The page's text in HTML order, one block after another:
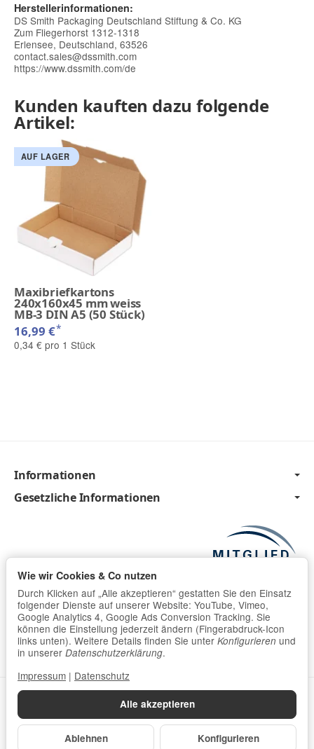
Herstellerinformationen:
DS Smith Packaging Deutschland Stiftung & Co. KG
Zum Fliegerhorst 1312-1318
Erlensee, Deutschland, 63526
contact.sales@dssmith.com
https://www.dssmith.com/de
Kunden kauften dazu folgende
Artikel:
AUF LAGER
Maxibriefkartons
240x160x45 mm weiss
MB-3 DIN A5 (50 Stück)
16,99 €*
0,34 € pro 1 Stück
Informationen
Gesetzliche Informationen
Alle Preise inkl. gesetzlicher USt., zzgl.
JTL-Shop
Alle akzeptieren
Ablehnen Konfigurieren
Wie wir Cookies & Co nutzen
Durch Klicken auf „Alle akzeptieren“ gestatten Sie den Einsatz
folgender Dienste auf unserer Website: YouTube, Vimeo,
Google Analytics 4, Google Ads Conversion Tracking. Sie
können die Einstellung jederzeit ändern (Fingerabdruck-Icon
links unten). Weitere Details finden Sie unter Konfigurieren und
in unserer Datenschutzerklärung.
Impressum | Datenschutz